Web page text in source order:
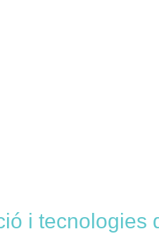
i tecnologies